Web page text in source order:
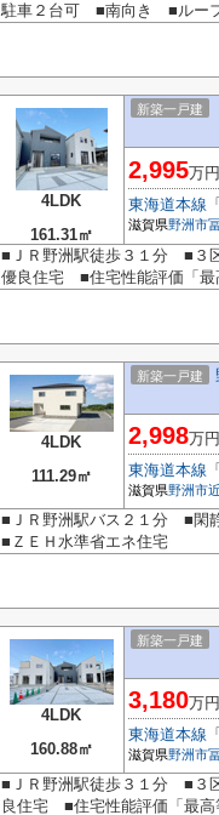
駐車２台可 ■南向き ■ルー
4LDK
161.31㎡
新築一戸建
2,995万円
東海道本線
滋賀県野洲市
■ＪＲ野洲駅徒歩３１分 ■
優良住宅 ■住宅性能評価「
4LDK
111.29㎡
新築一戸建
2,998万円
東海道本線
滋賀県野洲市
■ＪＲ野洲駅バス２１分 ■
■ＺＥＨ水準省エネ住宅
4LDK
160.88㎡
新築一戸建
3,180万円
東海道本線
滋賀県野洲市
■ＪＲ野洲駅徒歩３１分 ■
良住宅 ■住宅性能評価「最